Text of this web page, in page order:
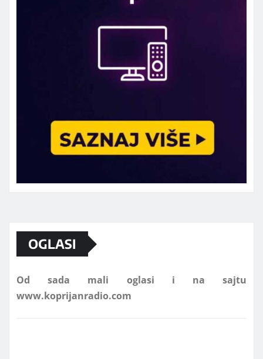
OGLASI
Od sada mali oglasi i na sajtu